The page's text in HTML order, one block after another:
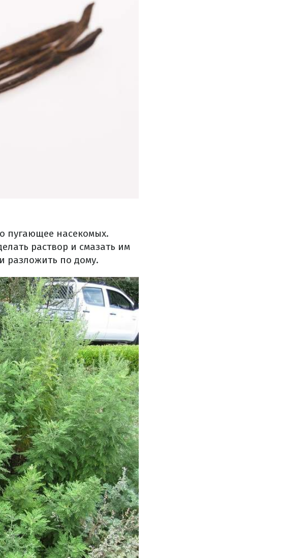
пугающее насекомых.
раствор и смазать им
разложить по дому.